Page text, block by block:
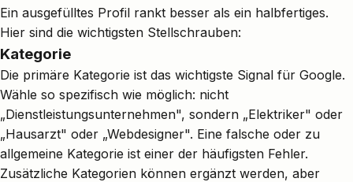
Ein ausgefülltes Profil rankt besser als ein halbfertiges.
Hier sind die wichtigsten Stellschrauben:
Kategorie
Die primäre Kategorie ist das wichtigste Signal für Google.
Wähle so spezifisch wie möglich: nicht
„Dienstleistungsunternehmen", sondern „Elektriker" oder
„Hausarzt" oder „Webdesigner". Eine falsche oder zu
allgemeine Kategorie ist einer der häufigsten Fehler.
Zusätzliche Kategorien können ergänzt werden, aber